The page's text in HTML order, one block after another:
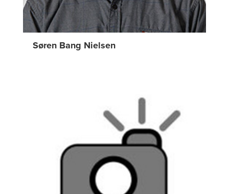
Søren Bang Nielsen